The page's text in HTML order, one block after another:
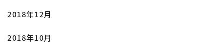
2018年12月
2018年10月